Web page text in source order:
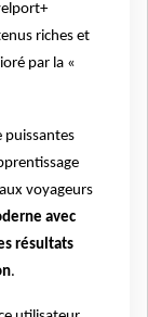
riches et
par la «
puissantes
voyageurs
avec
résultats
.